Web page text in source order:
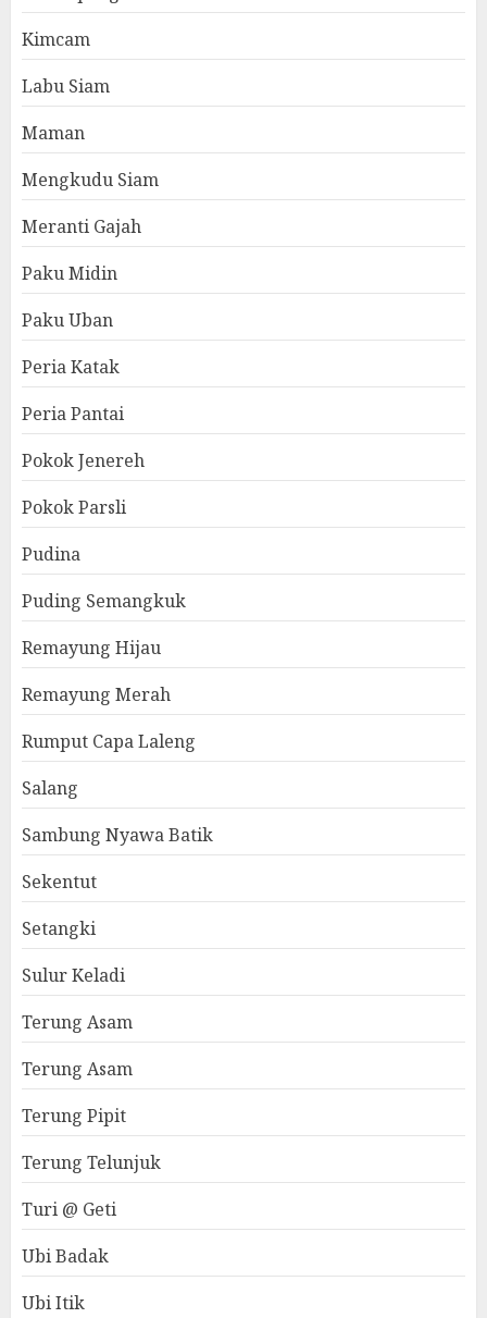
Kimcam
Labu Siam
Maman
Mengkudu Siam
Meranti Gajah
Paku Midin
Paku Uban
Peria Katak
Peria Pantai
Pokok Jenereh
Pokok Parsli
Pudina
Puding Semangkuk
Remayung Hijau
Remayung Merah
Rumput Capa Laleng
Salang
Sambung Nyawa Batik
Sekentut
Setangki
Sulur Keladi
Terung Asam
Terung Asam
Terung Pipit
Terung Telunjuk
Turi @ Geti
Ubi Badak
Ubi Itik